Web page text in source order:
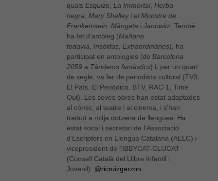
quals Esquizo La Immortal Herba
negra
Mary Shelley i el Monstre de
Frankenstein
Mångata iJanowitz . També
ha fet d’antòleg (Mañana
todavía
Insólitas Extraordinàries), ha
participat en antologies (de Barcelona
2059 a Tàndems fantàstics) i, per un quart
de segle, va fer de periodista cultural (TV3,
El País, El Periódico, BTV, RAC-1, Time
Out). Les seves obres han estat adaptades
al còmic, al teatre i al cinema, i s’han
traduït a mitja dotzena de llengües. Ha
estat vocal i secretari de l’Associació
d’Escriptors en Llengua Catalana (AELC) i
vicepresident de l’IBBYCAT-CLIJCAT
(Consell Català del Llibre Infantil i
Juvenil). @ricruizgarzon
Necessàries
Aquestes
cookies no
són
opcionals,
són
necessàries
per al bon
funcionament
web.